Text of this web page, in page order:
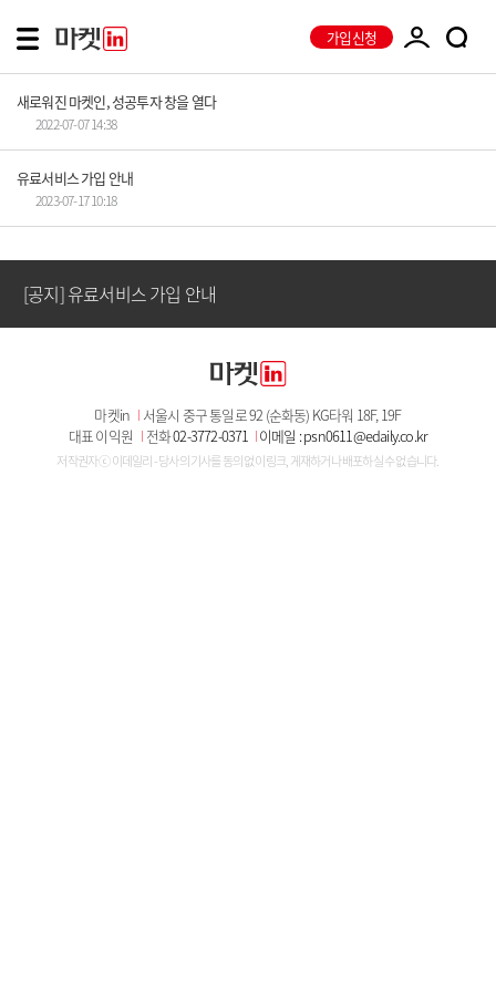
가입신청
새로워진 마켓인, 성공투자 창을 열다
2022-07-07 14:38
유료서비스 가입 안내
2023-07-17 10:18
[공지] 유료서비스 가입 안내
[공지] 새로워진 마켓인, 성공투자 창을 열다
[공지] 유료서비스 가입 안내
[공지] 새로워진 마켓인, 성공투자 창을 열다
[공지] 유료서비스 가입 안내
마켓in I 서울시 중구 통일로 92 (순화동) KG타워 18F, 19F
대표 이익원 I 전화02-3772-0371 I이메일 : psn0611@edaily.co.kr
저작권자 ⓒ 이데일리 - 당사의 기사를 동의 없이 링크, 게재하거나 배포하실 수 없습니다.